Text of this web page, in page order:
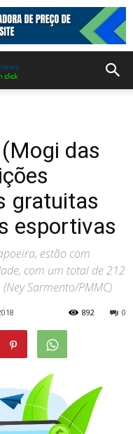
das
gratuitas
esportivas
estão com
com um total de 212
Sarmento/PMMC)
0
892